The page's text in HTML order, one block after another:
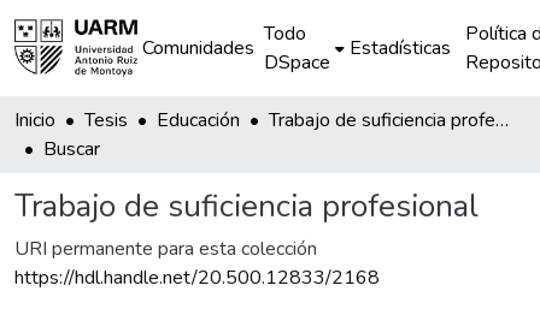
Comunidades
Todo
DSpace
Estadísticas
Política
Inicio Tesis Educación
Trabajo de suficiencia profesional
Buscar
Trabajo de suficiencia profesional
URI permanente para esta colección
https://hdl.handle.net/20.500.12833/2168